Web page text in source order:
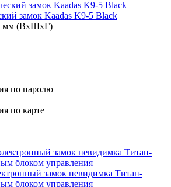
замок Kaadas K9-5 Black
мм (ВхШхГ)
по паролю
по карте
замок невидимка Титан-
блоком управления